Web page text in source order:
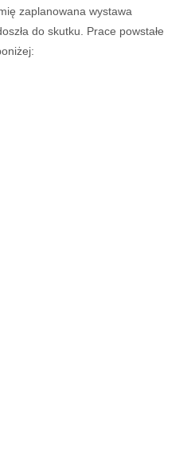
zaplanowana wystawa
do skutku. Prace powstałe